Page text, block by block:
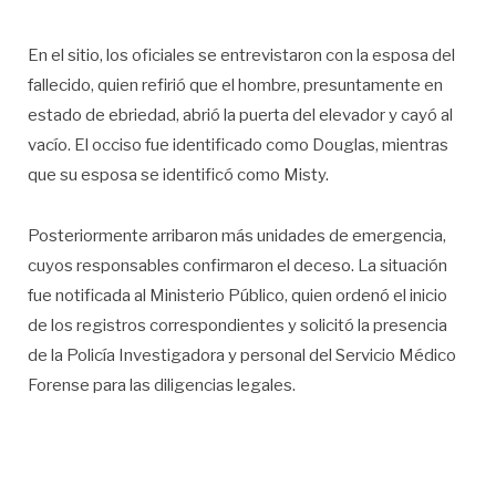
En el sitio, los oficiales se entrevistaron con la esposa del
fallecido, quien refirió que el hombre, presuntamente en
estado de ebriedad, abrió la puerta del elevador y cayó al
vacío. El occiso fue identificado como Douglas, mientras
que su esposa se identificó como Misty.
Posteriormente arribaron más unidades de emergencia,
cuyos responsables confirmaron el deceso. La situación
fue notificada al Ministerio Público, quien ordenó el inicio
de los registros correspondientes y solicitó la presencia
de la Policía Investigadora y personal del Servicio Médico
Forense para las diligencias legales.